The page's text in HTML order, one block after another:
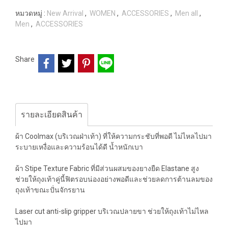
หมวดหมู่ : New Arrival , WOMEN , ACCESSORIES , Men all ,
Men , ACCESSORIES
Share
รายละเอียดสินค้า
ผ้า Coolmax (บริเวณฝ่าเท้า) ที่ให้ความกระชับที่พอดี ไม่ไหลไปมา
ระบายเหงื่อและความร้อนได้ดี น้ำหนักเบา
ผ้า Stipe Texture Fabric ที่มีส่วนผสมของยางยืด Elastane สูง
ช่วยให้ถุงเท้าคู่นี้ฟิตรอบน่องอย่างพอดีและช่วยลดการต้านลมของ
ถุงเท้าขณะปั่นจักรยาน
Laser cut anti-slip gripper บริเวณปลายขา ช่วยให้ถุงเท้าไม่ไหล
ไปมา